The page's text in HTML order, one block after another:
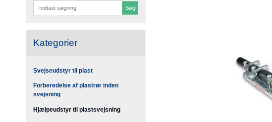
Søg
Kategorier
Svejseudstyr til plast
Forberedelse af plastrør inden
svejsning
Hjælpeudstyr til plastsvejsning